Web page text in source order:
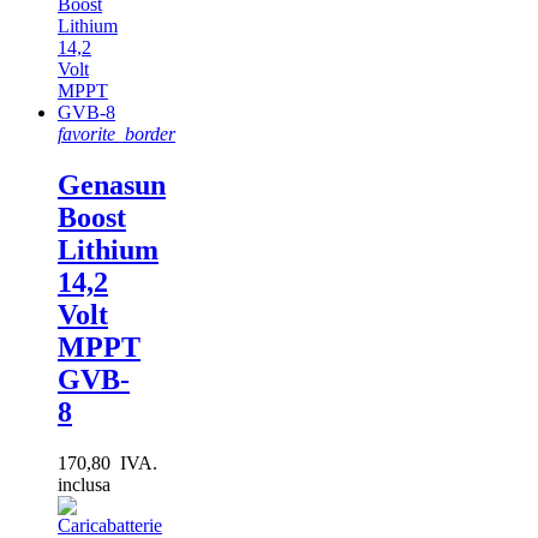
Victron Energy
130Wp 1
20Wp
30Wp 1
330Wp
Lunghezza del pannello solare (mm)
Larghezza del pannello solare (mm)
Altezza del pannello solare (mm)
favorite_border
Genasun
Boost
Lithium
14,2
Volt
MPPT
GVB-
8
170,80 IVA.
inclusa